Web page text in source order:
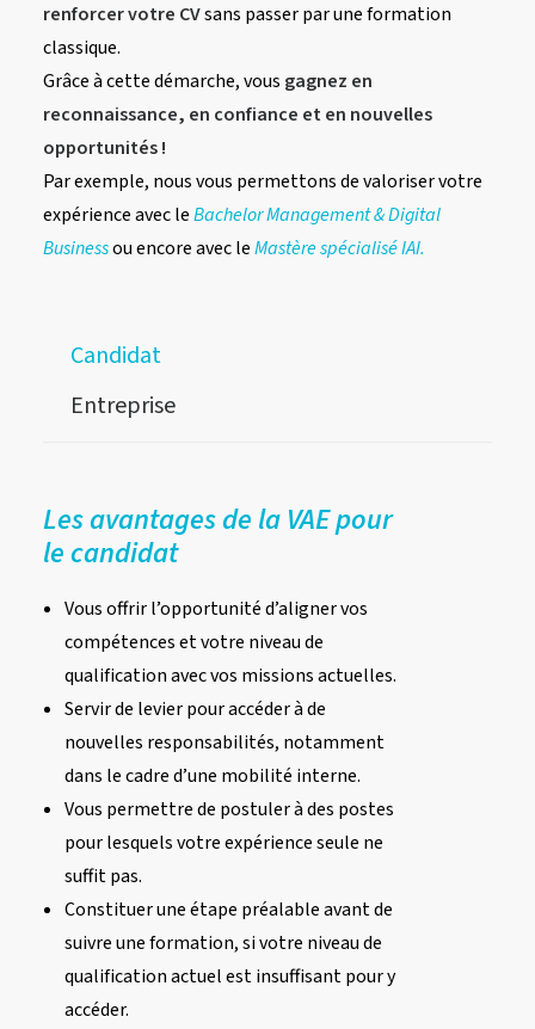
renforcer votre CVsans passer par une formation
classique.
Grâce à cette démarche, vous gagnez en
reconnaissance, en confiance et en nouvelles
opportunités !
Par exemple, nous vous permettons de valoriser votre
expérience avec leBachelor Management & Digital
Businessou encore avec leMastère spécialisé IAI.
Candidat
Entreprise
Les avantages de la VAE pour
le candidat
Vous offrir l’opportunité d’aligner vos
compétences et votre niveau de
qualification avec vos missions actuelles.
Servir de levier pour accéder à de
nouvelles responsabilités, notamment
dans le cadre d’une mobilité interne.
Vous permettre de postuler à des postes
pour lesquels votre expérience seule ne
suffit pas.
Constituer une étape préalable avant de
suivre une formation, si votre niveau de
qualification actuel est insuffisant pour y
accéder.